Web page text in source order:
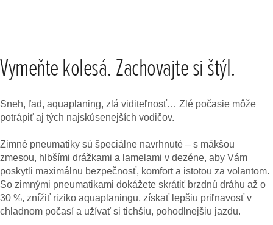
Vymeňte kolesá. Zachovajte si štýl.
Sneh, ľad, aquaplaning, zlá viditeľnosť… Zlé počasie môže
potrápiť aj tých najskúsenejších vodičov.
Zimné pneumatiky sú špeciálne navrhnuté – s mäkšou
zmesou, hlbšími drážkami a lamelami v dezéne, aby Vám
poskytli maximálnu bezpečnosť, komfort a istotou za volantom.
So zimnými pneumatikami dokážete skrátiť brzdnú dráhu až o
30 %, znížiť riziko aquaplaningu, získať lepšiu priľnavosť v
chladnom počasí a užívať si tichšiu, pohodlnejšiu jazdu.